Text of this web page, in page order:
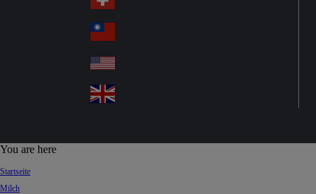
erl
an
d
Sw
itz
erl
an
d
wa
n
A
d
You are here
Startseite
Milch